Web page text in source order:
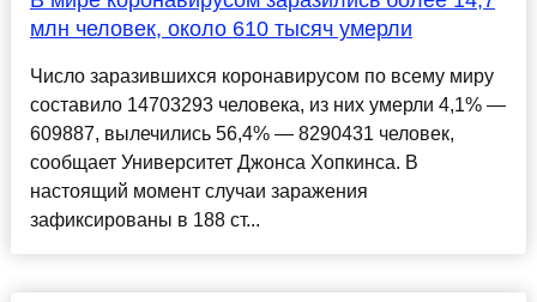
млн человек, около 610 тысяч умерли
Число заразившихся коронавирусом по всему миру
составило 14703293 человека, из них умерли 4,1% —
609887, вылечились 56,4% — 8290431 человек,
сообщает Университет Джонса Хопкинса. В
настоящий момент случаи заражения
зафиксированы в 188 ст...